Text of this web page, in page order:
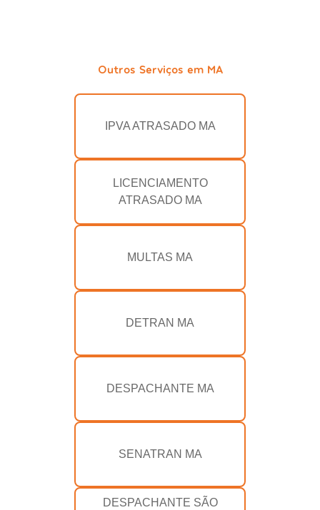
Outros Serviços em MA
IPVA ATRASADO MA
LICENCIAMENTO
ATRASADO MA
MULTAS MA
DETRAN MA
DESPACHANTE MA
SENATRAN MA
DESPACHANTE SÃO